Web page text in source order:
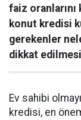
faiz
konut kredisi
gerekenler
dikkat
Ev sahibi
kredisi, en